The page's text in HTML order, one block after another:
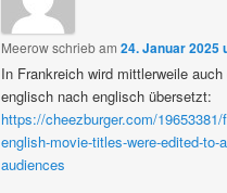
Meerowschriebam24. Januar 2025
In Frankreich wird mittlerweile
englisch nach englisch übersetzt:
https://cheezburger.com/
english-movie-titles-were-edited-to-
audiences